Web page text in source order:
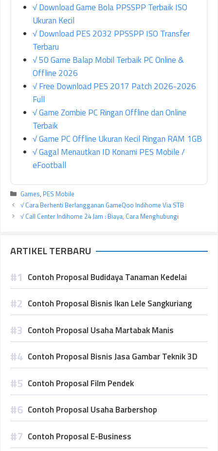
√ Download Game Bola PPSSPP Terbaik ISO
Ukuran Kecil
√ Download PES 2032 PPSSPP ISO Transfer
Terbaru
√ 50 Game Balap Mobil Terbaik PC Online &
Offline 2026
√ Free Download PES 2017 Patch 2026-2026
Full
√ Game Zombie PC Ringan Offline dan Online
Terbaik
√ Game PC Offline Ukuran Kecil Ringan RAM 1GB
√ Gagal Menautkan ID Konami PES Mobile /
eFootball
Kategori
Games, PES Mobile
√ Cara Berhenti Berlangganan GameQoo Indihome Via STB
√ Call Center Indihome 24 Jam : Biaya, Cara Menghubungi
ARTIKEL TERBARU
Contoh Proposal Budidaya Tanaman Kedelai
Contoh Proposal Bisnis Ikan Lele Sangkuriang
Contoh Proposal Usaha Martabak Manis
Contoh Proposal Bisnis Jasa Gambar Teknik 3D
Contoh Proposal Film Pendek
Contoh Proposal Usaha Barbershop
Contoh Proposal E-Business